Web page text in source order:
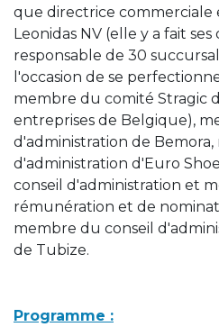
que directrice commerciale
Leonidas NV (elle y a fait
responsable de 30
l'occasion de se
membre du comité Stragic
entreprises de Belgique),
d'administration de Bemora,
d'administration d'Euro
conseil d'administration et
rémunération et de
membre du conseil
de Tubize.
Programme :